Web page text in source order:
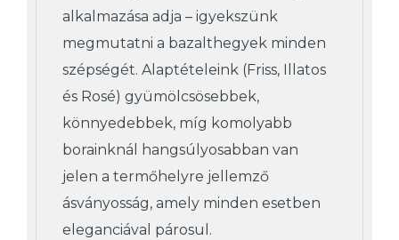
alkalmazása adja – igyekszünk
megmutatni a bazalthegyek minden
szépségét. Alaptételeink (Friss, Illatos
és Rosé) gyümölcsösebbek,
könnyedebbek, míg komolyabb
borainknál hangsúlyosabban van
jelen a termőhelyre jellemző
ásványosság, amely minden esetben
eleganciával párosul.